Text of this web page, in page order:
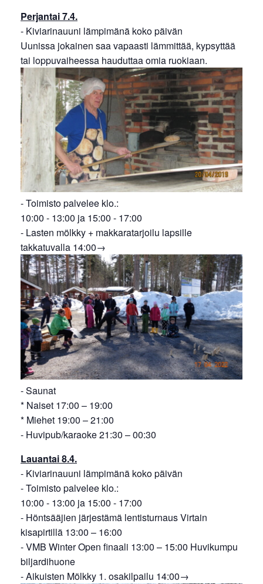
Perjantai 7.4.
- Kiviarinauuni lämpimänä koko päivän
Uunissa jokainen saa vapaasti lämmittää, kypsyttää
tai loppuvaiheessa hauduttaa omia ruokiaan.
- Toimisto palvelee klo.:
10:00 - 13:00 ja 15:00 - 17:00
- Lasten mölkky + makkaratarjoilu lapsille
takkatuvalla 14:00→
- Saunat
* Naiset 17:00 – 19:00
* Miehet 19:00 – 21:00
- Huvipub/karaoke 21:30 – 00:30
Lauantai 8.4.
- Kiviarinauuni lämpimänä koko päivän
- Toimisto palvelee klo.:
10:00 - 13:00 ja 15:00 - 17:00
- Höntsääjien järjestämä lentisturnaus Virtain
kisapirtillä 13:00 – 16:00
- VMB Winter Open finaali 13:00 – 15:00 Huvikumpu
biljardihuone
- Aikuisten Mölkky 1. osakilpailu 14:00→